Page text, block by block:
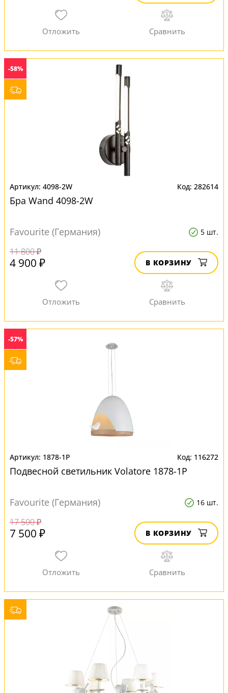
-58%
4098-2W 282614
Бра Wand 4098-2W
Favourite (Германия) 5 шт.
11 800 ₽
4 900 ₽ В КОРЗИНУ
-57%
1878-1P 116272
Подвесной светильник Volatore 1878-1P
Favourite (Германия) 16 шт.
17 500 ₽
7 500 ₽ В КОРЗИНУ